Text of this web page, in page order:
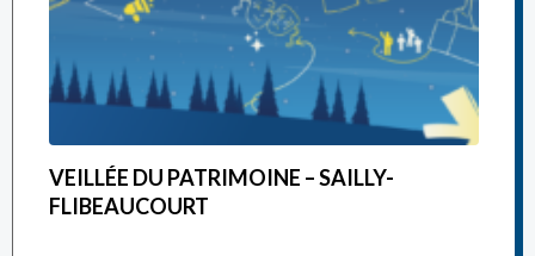
VEILLÉE DU PATRIMOINE – SAILLY-
FLIBEAUCOURT